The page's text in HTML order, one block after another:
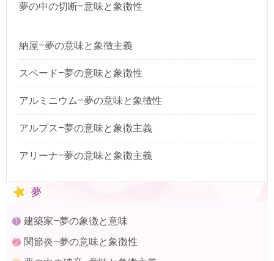
夢の中の切断–意味と象徴性
納屋–夢の意味と象徴主義
スペード–夢の意味と象徴性
アルミニウム–夢の意味と象徴性
アルプス–夢の意味と象徴主義
アリーナ–夢の意味と象徴主義
夢
建築家–夢の象徴と意味
関節炎–夢の意味と象徴性